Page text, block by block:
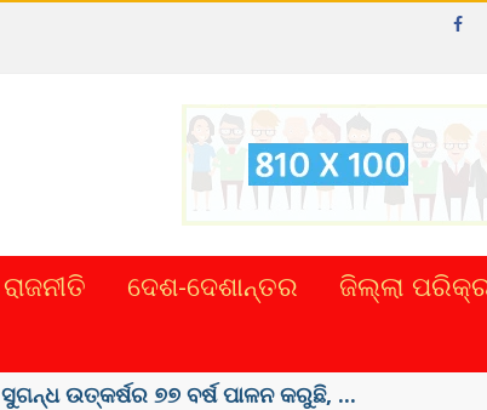
ରାଜନୀତି ଦେଶ-ଦେଶାନ୍ତର ଜିଲ୍ଲା
ୟୁପିଆଇ ଓ ଅନ୍ୟାନ୍ୟ ଡିଜିଟାଲ୍ ନେଣଦେଣ ...